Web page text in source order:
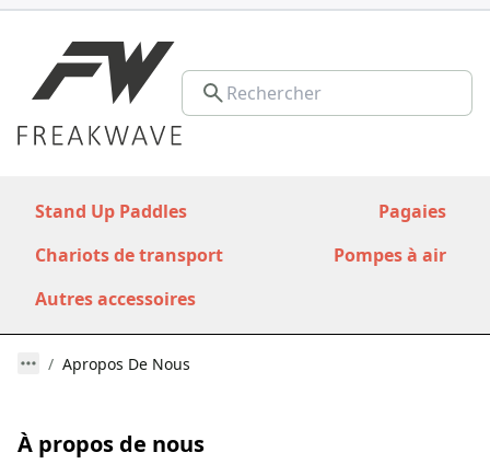
Stand Up Paddles
Pagaies
Chariots de transport
Pompes à air
Autres accessoires
Apropos De Nous
À propos de nous